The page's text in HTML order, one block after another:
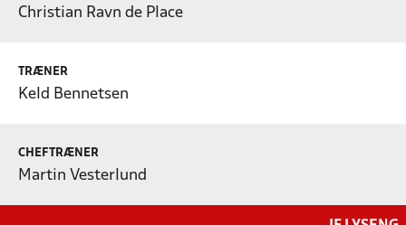
Christian Ravn de Place
TRÆNER
Keld Bennetsen
CHEFTRÆNER
Martin Vesterlund